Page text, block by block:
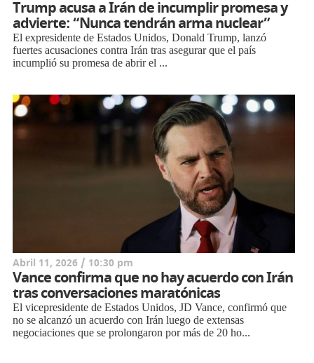
Trump acusa a Irán de incumplir promesa y
advierte: “Nunca tendrán arma nuclear”
El expresidente de Estados Unidos, Donald Trump, lanzó
fuertes acusaciones contra Irán tras asegurar que el país
incumplió su promesa de abrir el ...
Abril 11, 2026 / 10:30 pm
Vance confirma que no hay acuerdo con Irán
tras conversaciones maratónicas
El vicepresidente de Estados Unidos, JD Vance, confirmó que
no se alcanzó un acuerdo con Irán luego de extensas
negociaciones que se prolongaron por más de 20 ho...